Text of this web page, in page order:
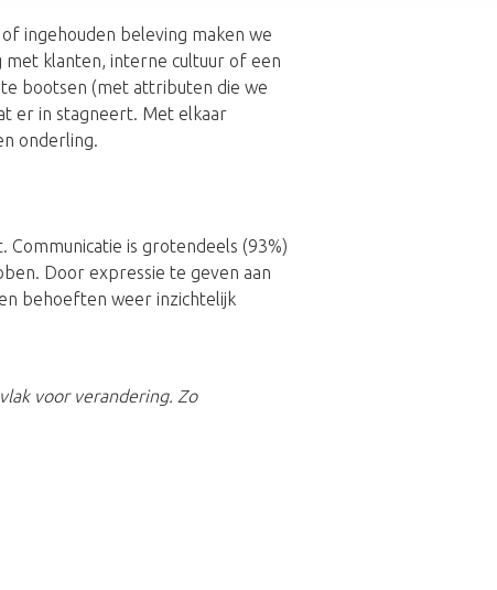
ingehouden beleving maken we
klanten, interne cultuur of een
bootsen (met attributen die we
er in stagneert. Met elkaar
onderling.
is grotendeels (93%)
Door expressie te geven aan
behoeften weer inzichtelijk
voor verandering. Zo